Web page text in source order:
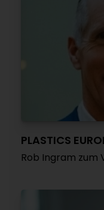
PLASTICS
Rob Ingram